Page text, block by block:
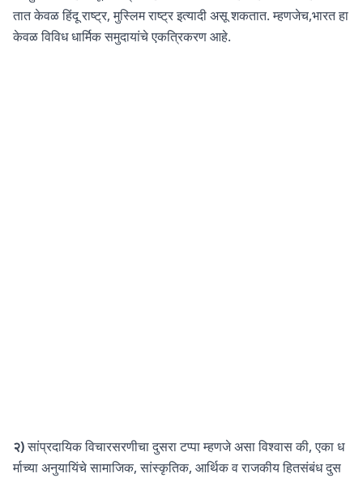
तात केवळ हिंदू राष्ट्र, मुस्लिम राष्ट्र इत्यादी असू शकतात. म्हणजेच,भारत हा
केवळ विविध धार्मिक समुदायांचे एकत्रिकरण आहे.
२)सांप्रदायिक विचारसरणीचा दुसरा टप्पा म्हणजे असा विश्वास की, एका ध
र्माच्या अनुयायिंचे सामाजिक, सांस्कृतिक, आर्थिक व राजकीय हितसंबंध दुस